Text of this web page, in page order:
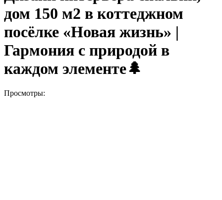
дом 150 м2 в коттеджном
посёлке «Новая жизнь» |
Гармония с природой в
каждом элементе🌲
Просмотры: